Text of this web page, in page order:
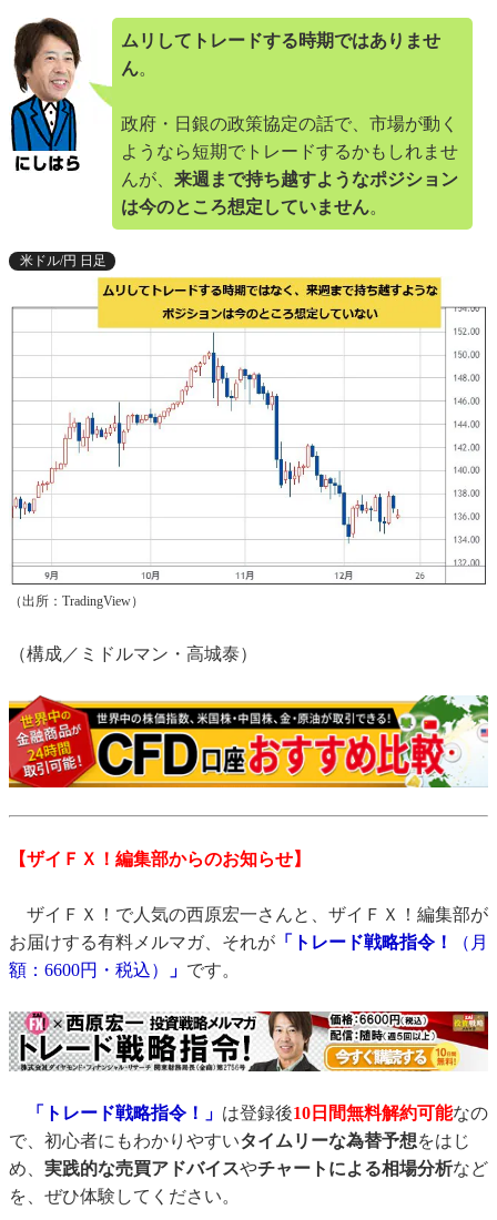
ムリしてトレードする時期ではありませ
ん。
政府・日銀の政策協定の話で、市場が動く
ようなら短期でトレードするかもしれませ
んが、 来週まで持ち越すようなポジション
は今のところ想定していません。
米ドル/円 日足
（出所：TradingView）
（構成／ミドルマン・高城泰）
【ザイＦＸ！編集部からのお知らせ】
ザイＦＸ！で人気の西原宏一さんと、ザイＦＸ！編集部が
お届けする有料メルマガ、それが 「トレード戦略指令！
（月
額：6600円・税込）
」 です。
「トレード戦略指令！」 は登録後10日間無料解約可能なの
で、初心者にもわかりやすいタイムリーな為替予想をはじ
め、 実践的な売買アドバイスやチャートによる相場分析など
を、ぜひ体験してください。